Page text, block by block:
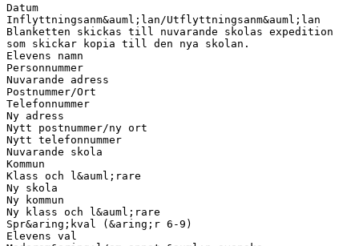
Datum
Inflyttningsanm&auml;lan/Utflyttningsanm&auml;lan
Blanketten skickas till nuvarande skolas expedition
som skickar kopia till den nya skolan.
Elevens namn
Personnummer
Nuvarande adress
Postnummer/Ort
Telefonnummer
Ny adress
Nytt postnummer/ny ort
Nytt telefonnummer
Nuvarande skola
Kommun
Klass och l&auml;rare
Ny skola
Ny kommun
Ny klass och l&auml;rare
Spr&aring;kval (&aring;r 6-9)
Elevens val